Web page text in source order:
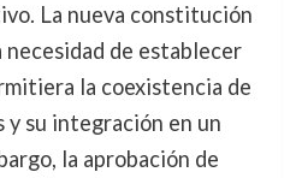
La nueva constitución
de establecer
la coexistencia de
y su integración en un
la aprobación de